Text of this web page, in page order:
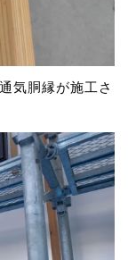
気胴縁が施工さ